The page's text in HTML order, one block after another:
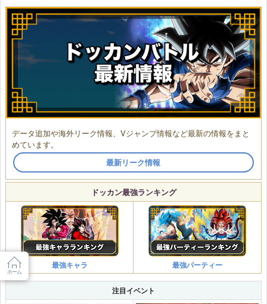
データ追加や海外リーク情報、Vジャンプ情報など最新の情報をまと
めています。
最新リーク情報
ドッカン最強ランキング
最強キャラ 最強パーティー
注目イベント
ホーム